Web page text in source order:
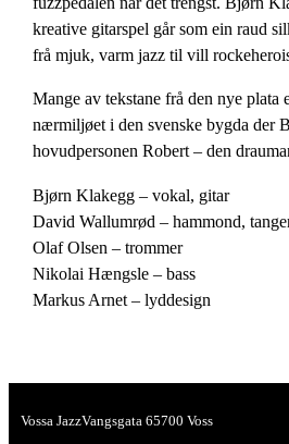
kreative gitarspel går som ein raud
frå mjuk, varm jazz til vill
Mange av tekstane frå den nye plata
nærmiljøet i den svenske bygda der
hovudpersonen Robert – den
Bjørn Klakegg – vokal, gitar
David Wallumrød – hammond,
Olaf Olsen – trommer
Nikolai Hængsle – bass
Markus Arnet – lyddesign
Vossa JazzVangsgata 65700 Voss